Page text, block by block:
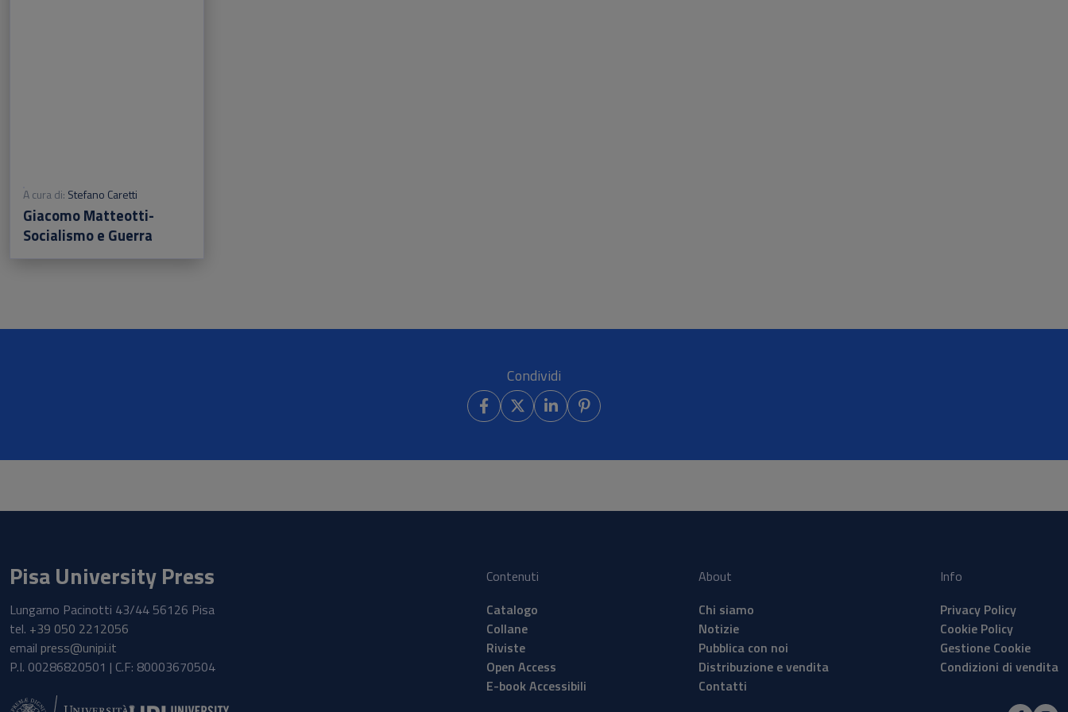
A cura di: Stefano Caretti
Giacomo Matteotti-
Socialismo e Guerra
Condividi
Pisa University Press
Lungarno Pacinotti 43/44 56126 Pisa
tel. +39 050 2212056
email press@unipi.it
P.I. 00286820501 | C.F: 80003670504
Contenuti
Catalogo
Collane
Riviste
Open Access
E-book Accessibili
About
Chi siamo
Notizie
Pubblica con noi
Distribuzione e vendita
Contatti
Info
Privacy Policy
Cookie Policy
Gestione Cookie
Condizioni di vendita